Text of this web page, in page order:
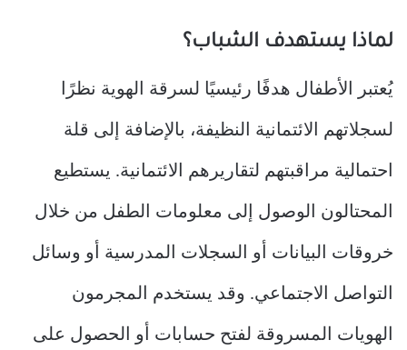
لماذا يستهدف الشباب؟
يُعتبر الأطفال هدفًا رئيسيًا لسرقة الهوية نظرًا
لسجلاتهم الائتمانية النظيفة، بالإضافة إلى قلة
احتمالية مراقبتهم لتقاريرهم الائتمانية. يستطيع
المحتالون الوصول إلى معلومات الطفل من خلال
خروقات البيانات أو السجلات المدرسية أو وسائل
التواصل الاجتماعي. وقد يستخدم المجرمون
الهويات المسروقة لفتح حسابات أو الحصول على